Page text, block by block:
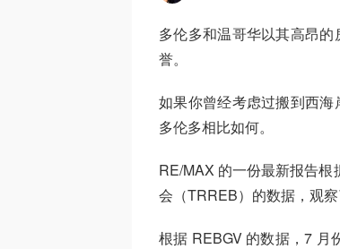
多伦多和温哥华以其高昂
誉。
如果你曾经考虑过搬到西
多伦多相比如何。
RE/MAX 的一份最新报告
会（TRREB）的数据，观
根据 REBGV 的数据，7 月